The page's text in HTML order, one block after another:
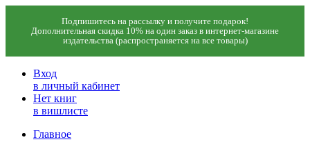
Подпишитесь на рассылку и получите подарок!
Дополнительная скидка 10% на один заказ в интернет-магазине
издательства (распространяется на все товары)
Вход
в личный кабинет
Нет книг
в вишлисте
Главное